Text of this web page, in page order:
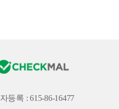
등록 : 615-86-16477